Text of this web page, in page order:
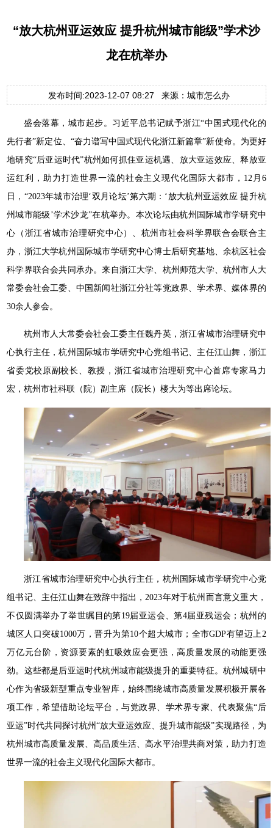
“放大杭州亚运效应 提升杭州城市能级”学术沙
龙在杭举办
发布时间:2023-12-07 08:27 来源：城市怎么办
盛会落幕，城市起步。习近平总书记赋予浙江“中国式现代化的
先行者”新定位、“奋力谱写中国式现代化浙江新篇章”新使命。为更好
地研究“后亚运时代”杭州如何抓住亚运机遇、放大亚运效应、释放亚
运红利，助力打造世界一流的社会主义现代化国际大都市，12月6
日，“2023年城市治理‘双月论坛’第六期：‘放大杭州亚运效应 提升杭
州城市能级’学术沙龙”在杭举办。本次论坛由杭州国际城市学研究中
心（浙江省城市治理研究中心）、杭州市社会科学界联合会联合主
办，浙江大学杭州国际城市学研究中心博士后研究基地、余杭区社会
科学界联合会共同承办。来自浙江大学、杭州师范大学、杭州市人大
常委会社会工委、中国新闻社浙江分社等党政界、学术界、媒体界的
30余人参会。
杭州市人大常委会社会工委主任魏丹英，浙江省城市治理研究中
心执行主任，杭州国际城市学研究中心党组书记、主任江山舞，浙江
省委党校原副校长、教授，浙江省城市治理研究中心首席专家马力
宏，杭州市社科联（院）副主席（院长）楼大为等出席论坛。
浙江省城市治理研究中心执行主任，杭州国际城市学研究中心党
组书记、主任江山舞在致辞中指出，2023年对于杭州而言意义重大，
不仅圆满举办了举世瞩目的第19届亚运会、第4届亚残运会；杭州的
城区人口突破1000万，晋升为第10个超大城市；全市GDP有望迈上2
万亿元台阶，资源要素的虹吸效应会更强，高质量发展的动能更强
劲。这些都是后亚运时代杭州城市能级提升的重要特征。杭州城研中
心作为省级新型重点专业智库，始终围绕城市高质量发展积极开展各
项工作，希望借助论坛平台，与党政界、学术界专家、代表聚焦“后
亚运”时代共同探讨杭州“放大亚运效应、提升城市能级”实现路径，为
杭州城市高质量发展、高品质生活、高水平治理共商对策，助力打造
世界一流的社会主义现代化国际大都市。